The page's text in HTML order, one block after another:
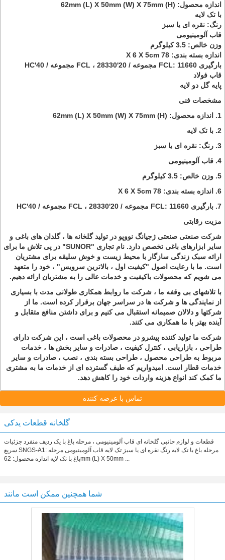
اندازه محصول: 62mm (L) X 50mm (W) X 75mm (H)
با تک لایه
رنگ: نقره ای یا سبز
قاب آلومینیومی
وزن خالص: 3.5 کیلوگرم
اندازه بسته بندی: 78 X 6 X 5cm
بارگیری FCL: 11660 مجموعه / 20'FCL ، 28330 مجموعه / 40'HC
قاب فولاد
پایه گل دو لایه
مشخصات فنی
1. اندازه محصول: 62mm (L) X 50mm (W) X 75mm (H)
2. با تک لایه
3. رنگ: نقره ای یا سبز
4. قاب آلومینیومی
5. وزن خالص: 3.5 کیلوگرم
6. اندازه بسته بندی: 78 X 6 X 5cm
7. بارگیری FCL: 11660 مجموعه / 20'FCL ، 28330 مجموعه / 40'HC
مزیت رقابتی
شرکت صنعتی صنعتی ژجیانگ نووپو در تولید گلخانه ها ، گلدان های باغی و
سایر ابزارهای باغی تخصص دارد.
نام تجاری "SUNOR" در پی تلاش ما برای
ارائه سبک زندگی سازگار با محیط زیست و خوش سلیقه برای مشتریان
است. ما با رعایت اصول "کیفیت اول ، بالاترین سرویس" ، خود را متعهد
می شویم که محصولات باکیفیت و خدمات عالی را به مشتریان ارائه دهیم.
با تلاشهای بی وقفه ما ، شرکت ما روابط همکاری طولانی مدت با بسیاری
از نمایندگی ها و شرکت ها در سراسر جهان برقرار کرده است. ما از
شرکتها و دلالان صمیمانه استقبال می کنیم و برای داشتن منافع متقابل و
آینده بهتر با ما همکاری می کنند.
شرکت ما تولید کننده پیشرو در محصولات باغی است ، این شرکت دارای
طراحی ، بازاریابی ، کنترل کیفیت ، صادرات و سایر بخش ها ، خدمات
مربوط به طراحی محصول ، طراحی بسته بندی ، نصب ، صادرات و سایر
خدمات قطار است.
امیدواریم که طیف گسترده ای از خدمات ما به مشتری
ما کمک کند انواع هزینه واردات خود را کاهش دهد.
تماس با عرضه کننده
گلخانه قطعات یدکی
قطعات و لوازم جانبی گلخانه ای قاب آلومینیومی ، مرحله باغ با یک ردیف منفرد جزئیات
سریع SNGS-A1: مرحله باغ با تک لایه رنگ نقره ای یا سبز تک لایه قاب آلومینیومی مرحله
باغ با تک لایه اندازه محصول: 62mm (L) X 50mm ...
شما همچنین ممکن است مانند